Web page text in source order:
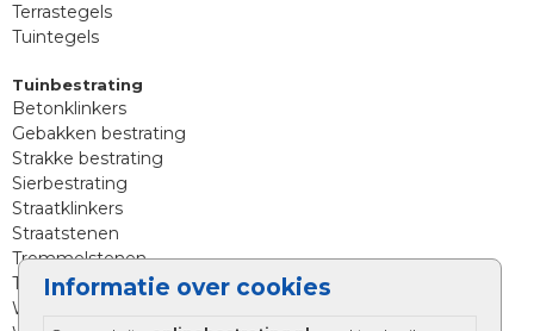
Informatie over cookies
Terrastegels
Tuintegels
Tuinbestrating
Betonklinkers
Gebakken bestrating
Strakke bestrating
Sierbestrating
Straatklinkers
Straatstenen
Trommelstenen
Tuinstenen
Waalformaat